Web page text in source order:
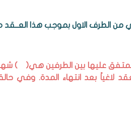
من الطرف الاول بموجب هذا
المتفق عليها بين الطرفين
لاغياً بعد انتهاء المدة. وفي